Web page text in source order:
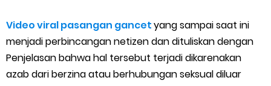
Cara Menghitung Penghasilan Grab Sesuai dengan Orderan
Cara Menggunakan Paket Telkomsel Mitra Gojek
Video viral pasangan gancetyang sampai saat ini
menjadi perbincangan netizen dan dituliskan dengan
Penjelasan bahwa hal tersebut terjadi dikarenakan
azab dari berzina atau berhubungan seksual diluar